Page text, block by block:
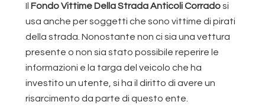
Il Fondo Vittime Della Strada Anticoli Corradosi
usa anche per soggetti che sono vittime di pirati
della strada. Nonostante non ci sia una vettura
presente o non sia stato possibile reperire le
informazioni e la targa del veicolo che ha
investito un utente, si ha il diritto di avere un
risarcimento da parte di questo ente.